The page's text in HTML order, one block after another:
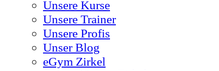
Unsere Kurse
Unsere Trainer
Unsere Profis
Unser Blog
eGym Zirkel